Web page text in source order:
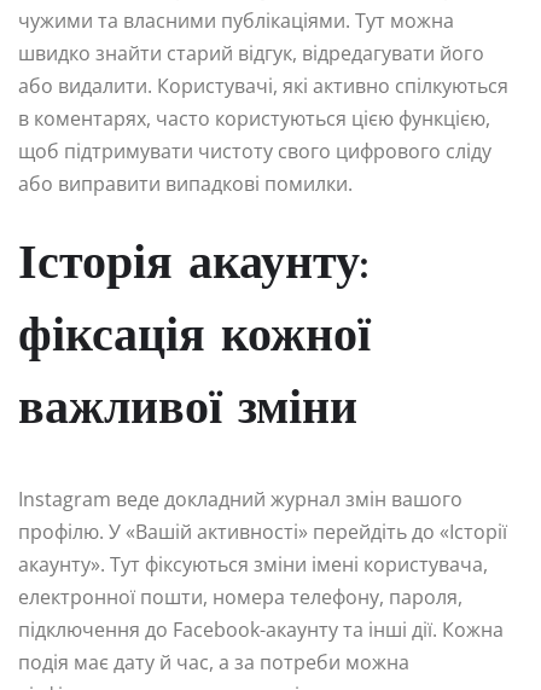
чужими та власними публікаціями. Тут можна
швидко знайти старий відгук, відредагувати його
або видалити. Користувачі, які активно спілкуються
в коментарях, часто користуються цією функцією,
щоб підтримувати чистоту свого цифрового сліду
або виправити випадкові помилки.
Історія акаунту:
фіксація кожної
важливої зміни
Instagram веде докладний журнал змін вашого
профілю. У «Вашій активності» перейдіть до «Історії
акаунту». Тут фіксуються зміни імені користувача,
електронної пошти, номера телефону, пароля,
підключення до Facebook-акаунту та інші дії. Кожна
подія має дату й час, а за потреби можна